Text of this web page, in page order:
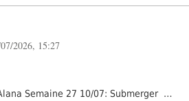
2026, 15:27
Semaine 27 10/07: Submerger …